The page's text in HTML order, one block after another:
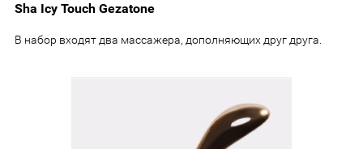
Sha Icy Touch Gezatone
В набор входят два массажера, дополняющих друг друга.